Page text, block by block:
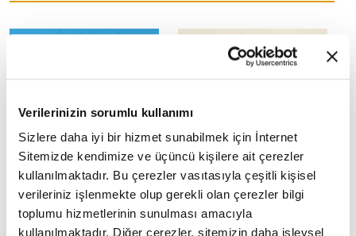
Verilerinizin sorumlu kullanımı
Sizlere daha iyi bir hizmet sunabilmek için İnternet
Sitemizde kendimize ve üçüncü kişilere ait çerezler
kullanılmaktadır. Bu çerezler vasıtasıyla çeşitli kişisel
verileriniz işlenmekte olup gerekli olan çerezler bilgi
toplumu hizmetlerinin sunulması amacıyla
kullanılmaktadır. Diğer çerezler, sitemizin daha işlevsel
Sözcüklerin Gücü:
Nezaket ve Zorbalıkla
Mücadele
Hayatımızı biz mi
yönetiyoruz yoksa
alışkanlıklarımız mı? I
Çerezlik 7. Bölüm I
Fikriyat